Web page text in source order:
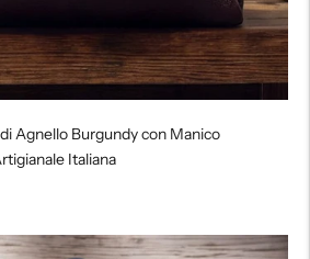
Agnello Burgundy con Manico
Italiana